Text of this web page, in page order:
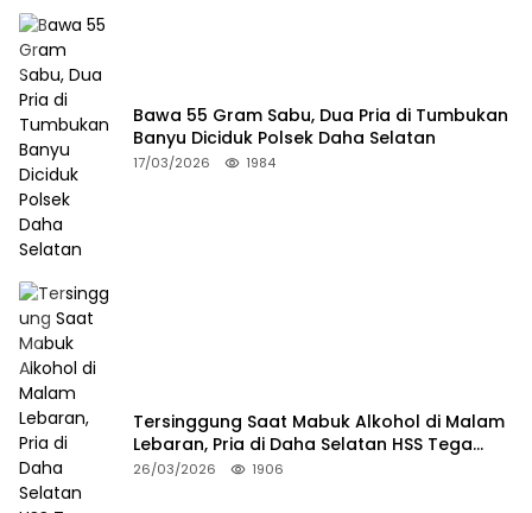
Bawa 55 Gram Sabu, Dua Pria di Tumbukan
Banyu Diciduk Polsek Daha Selatan
17/03/2026 1984
Tersinggung Saat Mabuk Alkohol di Malam
Lebaran, Pria di Daha Selatan HSS Tega
Tusuk Teman Sendiri
26/03/2026 1906